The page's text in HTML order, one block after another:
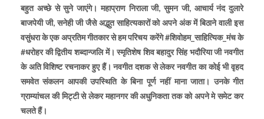
बहुत अच्छे से सुने जाएंगे। महाप्राण निराला जी, सुमन जी, आचार्य नंद दुलारे
बाजपेयी जी, सनेही जी जैसे अद्भुत साहित्यकारों को अपने अंक में बिठाने वाली इस
वसुंधरा के एक अप्रतिम गीतकार से हम परिचय करेंगे #शिवोहम_साहित्यिक_मंच के
#धरोहर की द्वितीय शब्दान्जलि में। स्मृतिशेष शिव बहादुर सिंह भदौरिया जी नवगीत
के अति विशिष्ट रचनाकर हुए हैं। नवगीत दशक से लेकर नवगीत का कोई भी वृहद
समवेत संकलन आपकी उपस्थिति के बिना पूर्ण नहीं माना जाता। उनके गीत
ग्राम्यांचल की मिट्टी से लेकर महानगर की अधुनिकता तक को अपने मे समेट कर
चलते हैं।